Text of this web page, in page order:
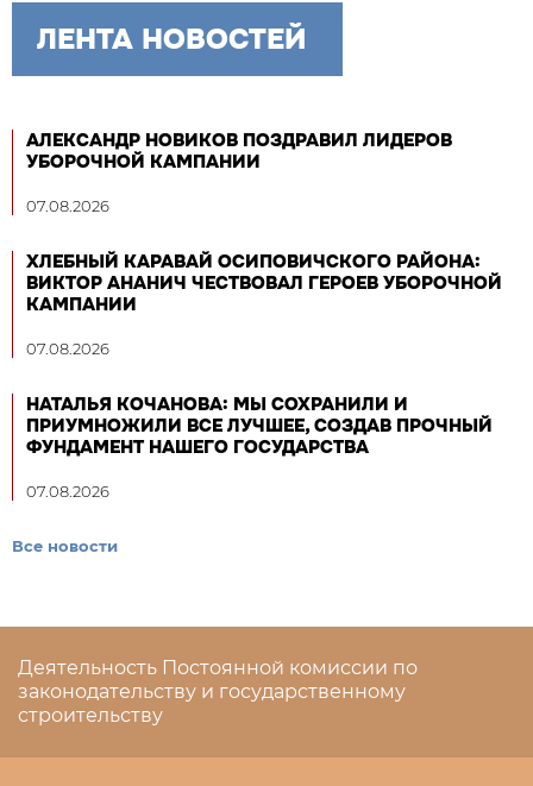
ЛЕНТА НОВОСТЕЙ
АЛЕКСАНДР НОВИКОВ ПОЗДРАВИЛ ЛИДЕРОВ
УБОРОЧНОЙ КАМПАНИИ
07.08.2026
ХЛЕБНЫЙ КАРАВАЙ ОСИПОВИЧСКОГО РАЙОНА:
ВИКТОР АНАНИЧ ЧЕСТВОВАЛ ГЕРОЕВ УБОРОЧНОЙ
КАМПАНИИ
07.08.2026
НАТАЛЬЯ КОЧАНОВА: МЫ СОХРАНИЛИ И
ПРИУМНОЖИЛИ ВСЕ ЛУЧШЕЕ, СОЗДАВ ПРОЧНЫЙ
ФУНДАМЕНТ НАШЕГО ГОСУДАРСТВА
07.08.2026
Все новости
Деятельность Постоянной комиссии по
законодательству и государственному
строительству